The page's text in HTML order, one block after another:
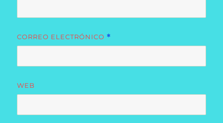
CORREO ELECTRÓNICO *
WEB